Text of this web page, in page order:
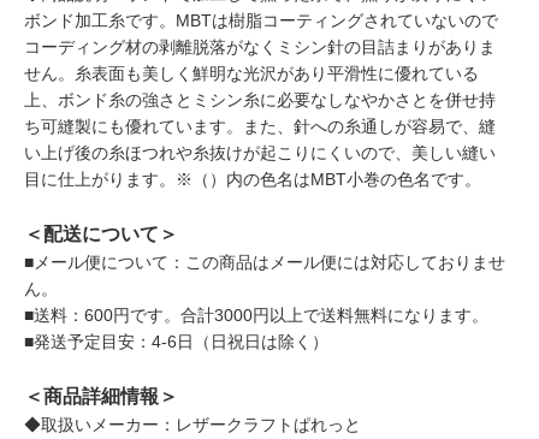
ボンド加工糸です。MBTは樹脂コーティングされていないので
コーディング材の剥離脱落がなくミシン針の目詰まりがありま
せん。糸表面も美しく鮮明な光沢があり平滑性に優れている
上、ボンド糸の強さとミシン糸に必要なしなやかさとを併せ持
ち可縫製にも優れています。また、針への糸通しが容易で、縫
い上げ後の糸ほつれや糸抜けが起こりにくいので、美しい縫い
目に仕上がります。※（）内の色名はMBT小巻の色名です。
＜配送について＞
■メール便について：この商品はメール便には対応しておりませ
ん。
■送料：600円です。合計3000円以上で送料無料になります。
■発送予定目安：4-6日（日祝日は除く）
＜商品詳細情報＞
◆取扱いメーカー：レザークラフトぱれっと